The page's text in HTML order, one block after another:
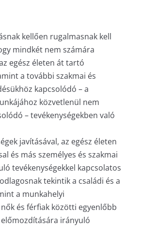
kellően rugalmasnak kell
mindkét nem számára
egész életen át tartó
a további szakmai és
kapcsolódó – a
közvetlenül nem
– tevékenységekben való
javításával, az egész életen
és más személyes és szakmai
tevékenységekkel kapcsolatos
tekintik a családi és a
a munkahelyi
és férfiak közötti egyenlőbb
irányuló